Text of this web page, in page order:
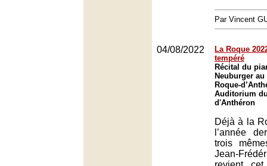
Par Vincent
04/08/2022
La Roque
tempéré
Récital du
Neuburger
Roque-
Auditorium
d'Anthéron
Déjà à la
l’année
trois
Jean-